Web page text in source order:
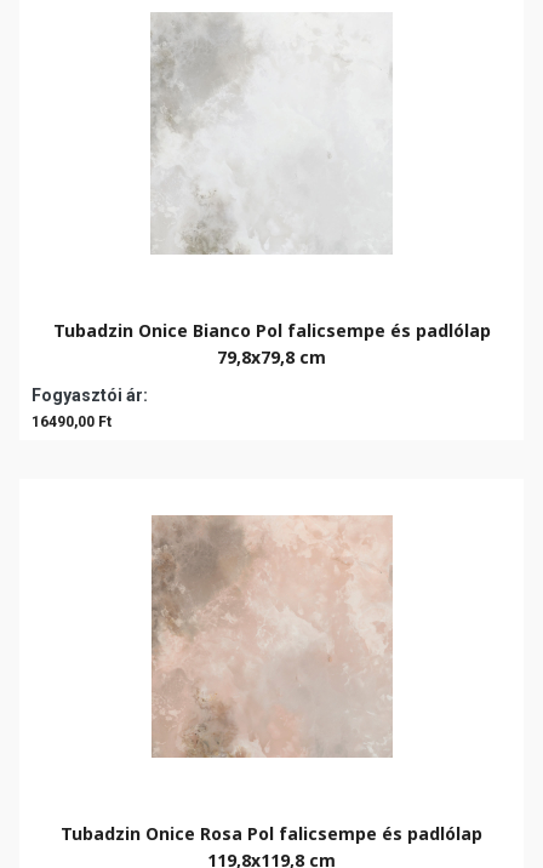
Tubadzin Onice Bianco Pol falicsempe és padlólap
79,8x79,8 cm
Fogyasztói ár:
16490,00 Ft
Tubadzin Onice Rosa Pol falicsempe és padlólap
119,8x119,8 cm